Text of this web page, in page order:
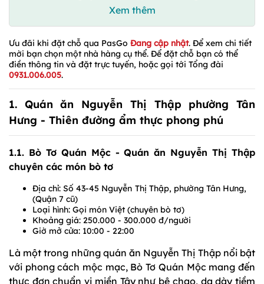
Xem thêm
Ưu đãi khi đặt chỗ qua PasGo Đang cập nhật. Để xem chi tiết
mời bạn chọn một nhà hàng cụ thể. Để đặt chỗ bạn có thể
điền thông tin và đặt trực tuyến, hoặc gọi tới Tổng đài
0931.006.005.
1. Quán ăn Nguyễn Thị Thập phường Tân
Hưng - Thiên đường ẩm thực phong phú
1.1. Bò Tơ Quán Mộc - Quán ăn Nguyễn Thị Thập
chuyên các món bò tơ
Địa chỉ: Số 43-45 Nguyễn Thị Thập, phường Tân Hưng,
(Quận 7 cũ)
Loại hình: Gọi món Việt (chuyên bò tơ)
Khoảng giá: 250.000 - 300.000 đ/người
Giờ mở cửa: 10:00 - 22:00
Là một trong những quán ăn Nguyễn Thị Thập nổi bật
với phong cách mộc mạc, Bò Tơ Quán Mộc mang đến
thực đơn chuẩn vị miền Tây như bê chao, dạ dày tiềm